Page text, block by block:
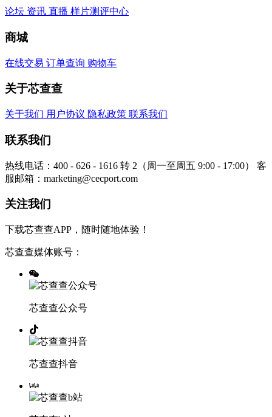
论坛 资讯 直播 样片测评中心
商城
在线交易 订单查询 购物车
关于芯查查
关于我们 用户协议 隐私政策 联系我们
联系我们
热线电话：400 - 626 - 1616 转 2（周一至周五 9:00 - 17:00）
客
服邮箱：marketing@cecport.com
关注我们
下载芯查查APP，随时随地体验！
芯查查媒体账号：
芯查查公众号
芯查查抖音